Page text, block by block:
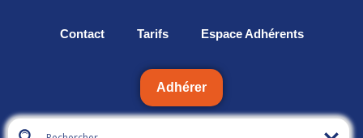
Contact Tarifs Espace Adhérents
Adhérer